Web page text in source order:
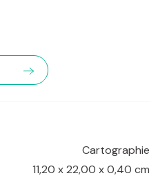
Cartographie
11,20 x 22,00 x 0,40 cm